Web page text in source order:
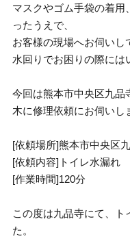
マスクやゴム手袋の着
ったうえで、
お客様の現場へお伺いし
水回りでお困りの際には
今回は熊本市中央区九品
木に修理依頼にお伺いし
[依頼場所]熊本市中央区
[依頼内容]トイレ水漏れ
[作業時間]120分
この度は九品寺にて、ト
た。